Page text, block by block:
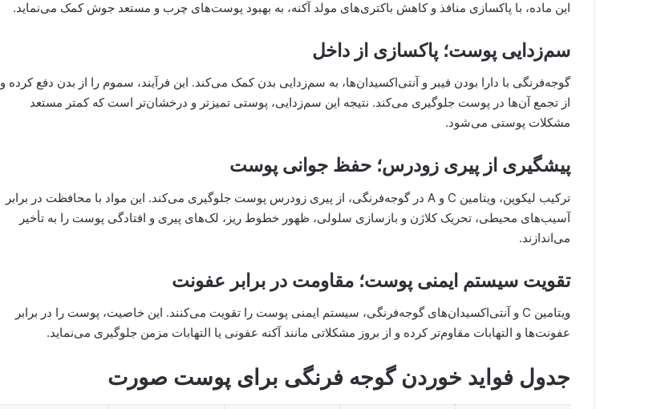
این ماده، با پاکسازی منافذ و کاهش باکتری‌های مولد آکنه، به بهبود پوست‌های چرب و مستعد جوش کمک می‌نماید.
سم‌زدایی پوست؛ پاکسازی از داخل
گوجه‌فرنگی با دارا بودن فیبر و آنتی‌اکسیدان‌ها، به سم‌زدایی بدن کمک می‌کند. این فرآیند، سموم را از بدن دفع کرده و
از تجمع آن‌ها در پوست جلوگیری می‌کند. نتیجه این سم‌زدایی، پوستی تمیزتر و درخشان‌تر است که کمتر مستعد
مشکلات پوستی می‌شود.
پیشگیری از پیری زودرس؛ حفظ جوانی پوست
ترکیب لیکوپن، ویتامین C و A در گوجه‌فرنگی، از پیری زودرس پوست جلوگیری می‌کند. این مواد با محافظت در برابر
آسیب‌های محیطی، تحریک کلاژن و بازسازی سلولی، ظهور خطوط ریز، لک‌های پیری و افتادگی پوست را به تأخیر
می‌اندازند.
تقویت سیستم ایمنی پوست؛ مقاومت در برابر عفونت
ویتامین C و آنتی‌اکسیدان‌های گوجه‌فرنگی، سیستم ایمنی پوست را تقویت می‌کنند. این خاصیت، پوست را در برابر
عفونت‌ها و التهابات مقاوم‌تر کرده و از بروز مشکلاتی مانند آکنه عفونی یا التهابات مزمن جلوگیری می‌نماید.
جدول فواید خوردن گوجه فرنگی برای پوست صورت